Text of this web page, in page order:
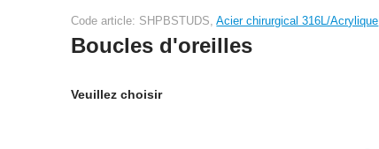
Code article: SHPBSTUDS,Acier chirurgical 316L/Acrylique
Boucles d'oreilles
Veuillez choisir